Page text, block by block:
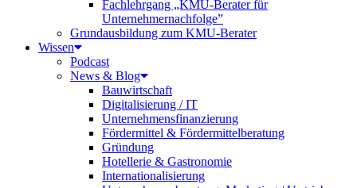
Fachlehrgang „KMU-Berater für
Unternehmernachfolge”
Grundausbildung zum KMU-Berater
Wissen
Podcast
News & Blog
Bauwirtschaft
Digitalisierung / IT
Unternehmensfinanzierung
Fördermittel & Fördermittelberatung
Gründung
Hotellerie & Gastronomie
Internationalisierung